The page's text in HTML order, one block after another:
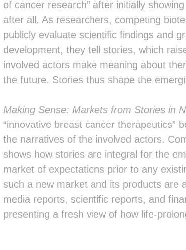
of cancer research” after initially
after all. As researchers, competing
publicly evaluate scientific findings and
development, they tell stories, which
involved actors make meaning about
the future. Stories thus shape the
Making Sense: Markets from Stories in
“innovative breast cancer therapeutics”
the narratives of the involved actors.
shows how stories are integral for the
market of expectations prior to any
such a new market and its products are
media reports, scientific reports, and
presenting a fresh view of how life-